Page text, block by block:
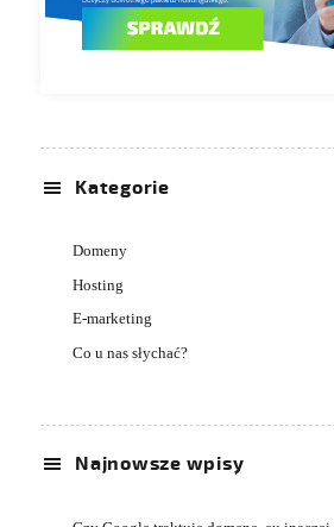
Kategorie
Domeny
Hosting
E-marketing
Co u nas słychać?
Najnowsze wpisy